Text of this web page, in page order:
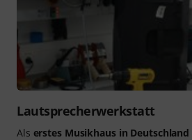
Lautsprecherwerkstatt
Als erstes Musikhaus in Deutschland